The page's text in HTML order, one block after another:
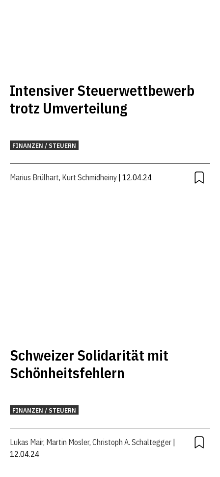
Intensiver Steuerwettbewerb
trotz Umverteilung
FINANZEN / STEUERN
Marius Brülhart, Kurt Schmidheiny | 12.04.24
Schweizer Solidarität mit
Schönheitsfehlern
FINANZEN / STEUERN
Lukas Mair, Martin Mosler, Christoph A. Schaltegger |
12.04.24